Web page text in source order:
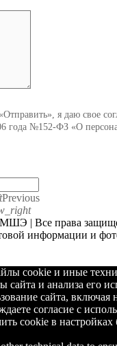
я даю свое
года №152-ФЗ «О
Previous
| Все права
информации и
cookie и иные
сайта и анализа его
сайта, включая
согласие с
cookie в настройках